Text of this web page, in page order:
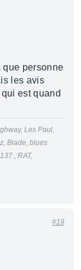
que personne
les avis
est quand
Les Paul,
Blade, blues
RAT,
#19